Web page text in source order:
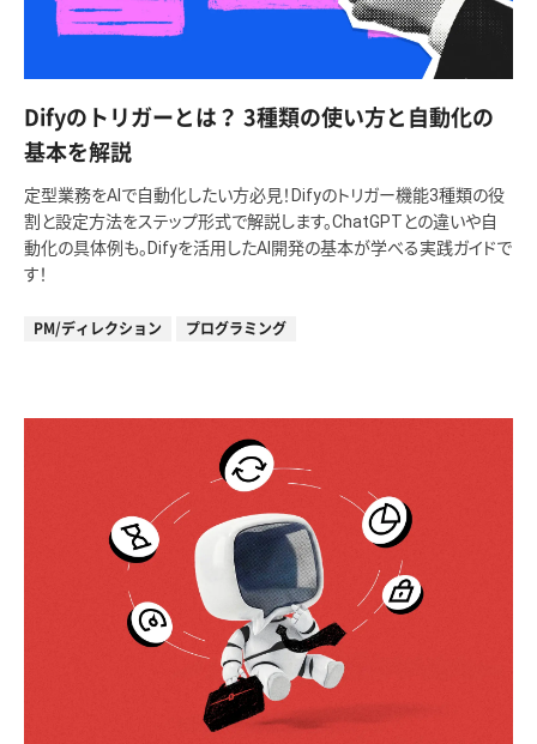
Difyのトリガーとは？ 3種類の使い方と自動化の
基本を解説
定型業務をAIで自動化したい方必見！Difyのトリガー機能3種類の役
割と設定方法をステップ形式で解説します。ChatGPTとの違いや自
動化の具体例も。Difyを活用したAI開発の基本が学べる実践ガイドで
す！
PM/ディレクション プログラミング